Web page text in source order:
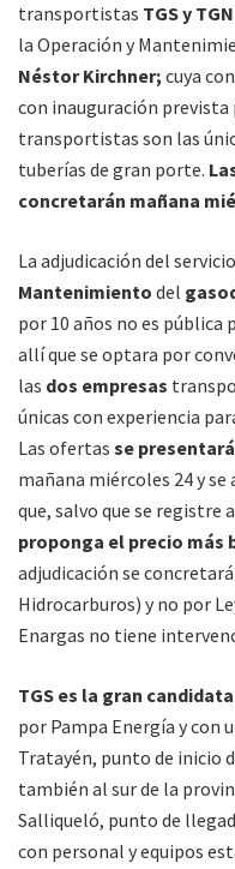
transportistas TGS y TGN
la Operación y
Néstor Kirchner; cuya
con inauguración prevista
transportistas son las
tuberías de gran porte.
concretarán mañana
La adjudicación del
Mantenimiento del
por 10 años no es pública
allí que se optara por
las dos empresas
únicas con experiencia
Las ofertas se
mañana miércoles 24 y
que, salvo que se registre
proponga el precio más
adjudicación se
Hidrocarburos) y no por
Enargas no tiene
TGS es la gran candidata
por Pampa Energía y con
Tratayén, punto de inicio
también al sur de la
Salliqueló, punto de
con personal y equipos